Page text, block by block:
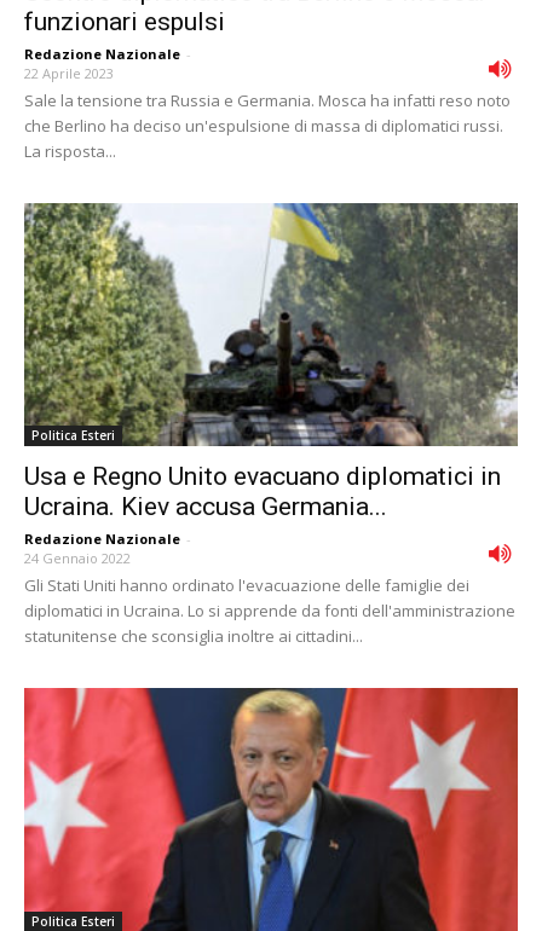
funzionari espulsi
Redazione Nazionale -
22 Aprile 2023
Sale la tensione tra Russia e Germania. Mosca ha infatti reso noto
che Berlino ha deciso un'espulsione di massa di diplomatici russi.
La risposta...
Politica Esteri
Usa e Regno Unito evacuano diplomatici in
Ucraina. Kiev accusa Germania...
Redazione Nazionale -
24 Gennaio 2022
Gli Stati Uniti hanno ordinato l'evacuazione delle famiglie dei
diplomatici in Ucraina. Lo si apprende da fonti dell'amministrazione
statunitense che sconsiglia inoltre ai cittadini...
Politica Esteri